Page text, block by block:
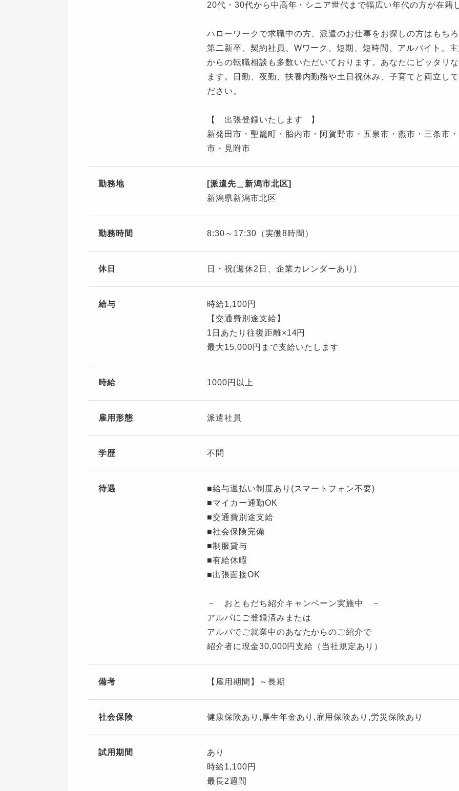
20代・30代から中高年・シニア世代まで幅広い年代の方が在籍
ハローワークで求職中の方、派遣のお仕事をお探しの方はもち
第二新卒、契約社員、Wワーク、短期、短時間、アルバイト、
からの転職相談も多数いただいております。あなたにピッタリ
ます。日勤、夜勤、扶養内勤務や土日祝休み、子育てと両立し
ださい。
【 出張登録いたします 】
新発田市・聖籠町・胎内市・阿賀野市・五泉市・燕市・三条市
市・見附市
勤務地
[派遣先＿新潟市北区]
新潟県新潟市北区
勤務時間 8:30～17:30（実働8時間）
休日 日・祝(週休2日、企業カレンダーあり)
給与
時給1,100円
【交通費別途支給】
1日あたり往復距離×14円
最大15,000円まで支給いたします
時給 1000円以上
雇用形態 派遣社員
学歴 不問
待遇
■給与週払い制度あり(スマートフォン不要)
■マイカー通勤OK
■交通費別途支給
■社会保険完備
■制服貸与
■有給休暇
■出張面接OK
－ おともだち紹介キャンペーン実施中 －
アルパにご登録済みまたは
アルパでご就業中のあなたからのご紹介で
紹介者に現金30,000円支給（当社規定あり）
備考 【雇用期間】～長期
社会保険 健康保険あり,厚生年金あり,雇用保険あり,労災保険あり
試用期間
あり
時給1,100円
最長2週間